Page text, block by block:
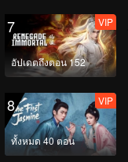
7
อัปเดตถึงตอน 152
VIP
8
ทั้งหมด 40 ตอน
VIP